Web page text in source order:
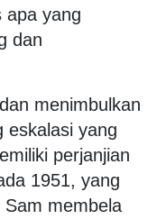
apa yang
dan
menimbulkan
eskalasi yang
perjanjian
1951, yang
membela